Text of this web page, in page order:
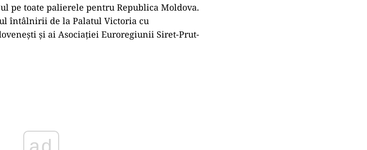
pe toate palierele pentru Republica Moldova.
întâlnirii de la Palatul Victoria cu
și ai Asociației Euroregiunii Siret-Prut-